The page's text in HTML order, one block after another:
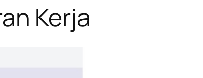
Kerja